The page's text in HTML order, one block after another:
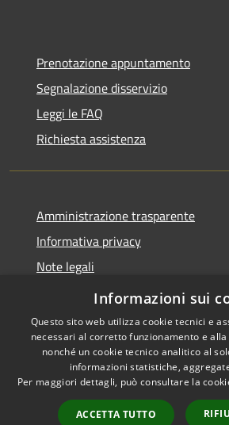
Prenotazione appuntamento
Segnalazione disservizio
Leggi le FAQ
Richiesta assistenza
Amministrazione trasparente
Informativa privacy
Note legali
Dichiarazione di accessibilità
Accessibilità
Informazioni sui
Questo sito web utilizza cookie tecnici e
necessari al corretto funzionamento e
nonché un cookie tecnico analitico al
informazioni statistiche,
Per maggiori dettagli, può consultare la
ACCETTA TUTTO